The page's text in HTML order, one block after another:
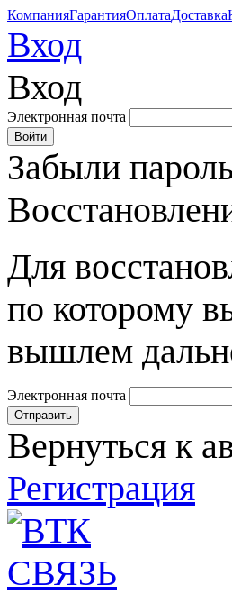
КомпанияГарантияОплатаДоставка
Вход
Вход
Электронная почта
Забыли
Для
по которому
вышлем
Электронная почта
Вернуться к
Регистрация